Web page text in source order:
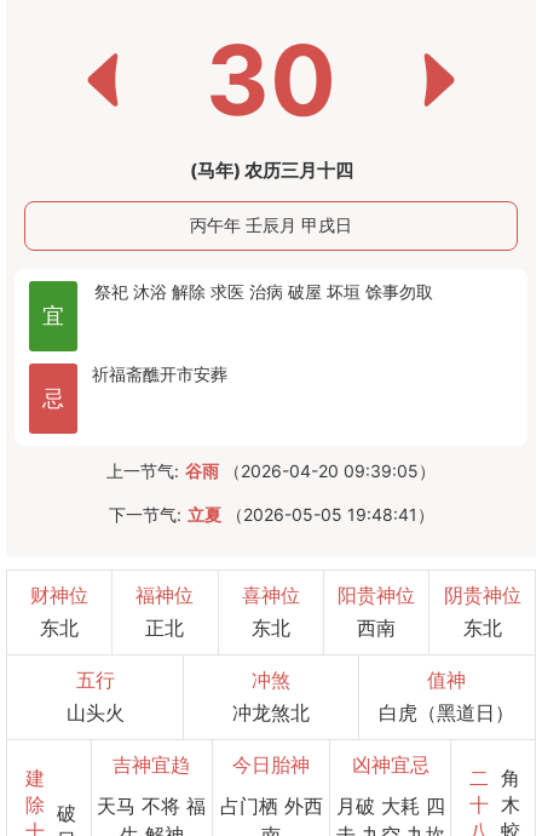
30
(马年) 农历三月十四
丙午年 壬辰月 甲戌日
宜
祭祀 沐浴 解除 求医 治病 破屋 坏垣 馀事勿取
忌
祈福斋醮开市安葬
上一节气: 谷雨 （2026-04-20 09:39:05）
下一节气: 立夏 （2026-05-05 19:48:41）
财神位
东北
福神位
正北
喜神位
东北
阳贵神位
西南
阴贵神位
东北
五行
山头火
冲煞
冲龙煞北
值神
白虎（黑道日）
建
除
十
破
吉神宜趋
天马 不将 福
今日胎神
占门栖 外西
凶神宜忌
月破 大耗 四
二
十
八
角
木
蛟